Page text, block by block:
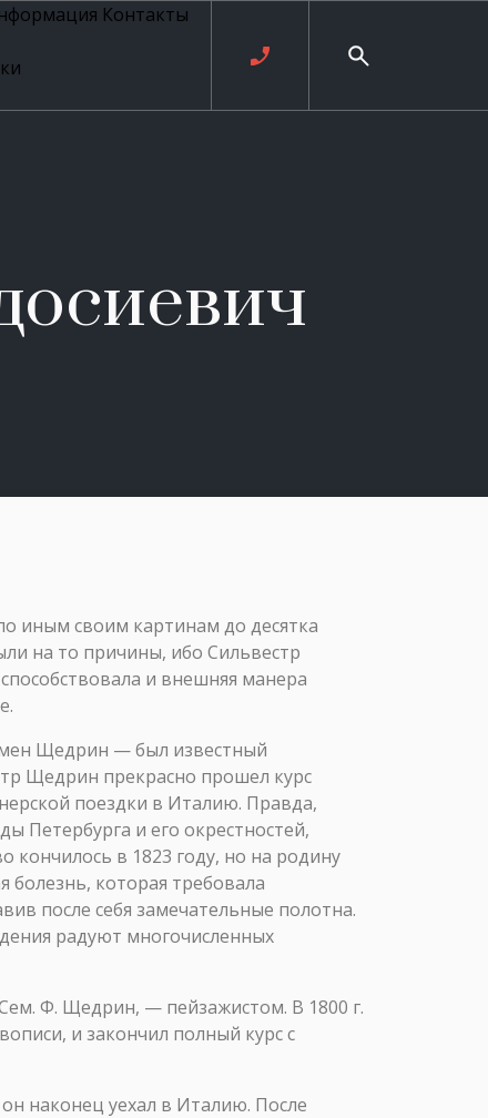
Контакты
иным своим картинам до десятка
на то причины, ибо Сильвестр
и внешняя манера
Щедрин — был известный
Щедрин прекрасно прошел курс
поездки в Италию. Правда,
Петербурга и его окрестностей,
кончилось в 1823 году, но на родину
которая требовала
после себя замечательные полотна.
радуют многочисленных
Ф. Щедрин, — пейзажистом. В 1800 г.
и закончил полный курс с
наконец уехал в Италию. После